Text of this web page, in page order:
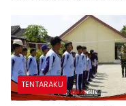
TENTARAKU